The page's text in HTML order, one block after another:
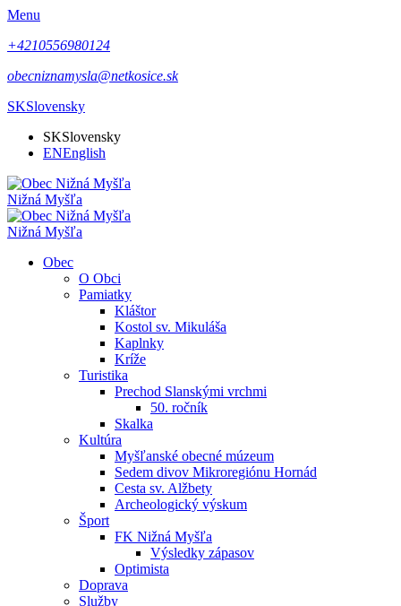
Menu
+4210556980124
obecniznamysla@netkosice.sk
SKSlovensky
SKSlovensky
ENEnglish
Nižná Myšľa
Nižná Myšľa
Obec
O Obci
Pamiatky
Kláštor
Kostol sv. Mikuláša
Kaplnky
Kríže
Turistika
Prechod Slanskými vrchmi
50. ročník
Skalka
Kultúra
Myšľanské obecné múzeum
Sedem divov Mikroregiónu Hornád
Cesta sv. Alžbety
Archeologický výskum
Šport
FK Nižná Myšľa
Výsledky zápasov
Optimista
Doprava
Služby